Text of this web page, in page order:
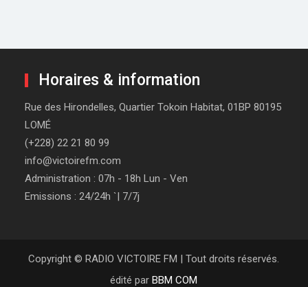
Horaires & information
Rue des Hirondelles, Quartier Tokoin Habitat, 01BP 80195
LOMÉ
(+228) 22 21 80 99
info@victoirefm.com
Administration : 07h - 18h Lun - Ven
Emissions : 24/24h `| 7/7j
Copyright © RADIO VICTOIRE FM | Tout droits réservés.
édité parBBM COM